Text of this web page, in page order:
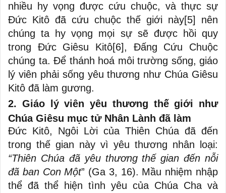
nhiều hy vọng được cứu chuộc, và thực sự
Đức Kitô đã cứu chuộc thế giới này[5]
nên
chúng ta hy vọng mọi sự sẽ được hồi quy
trong Đức Giêsu Kitô[6], Đấng Cứu Chuộc
chúng ta. Để thánh hoá môi trường sống, giáo
lý viên phải sống yêu thương như Chúa Giêsu
Kitô đã làm gương.
2. Giáo lý viên yêu thương thế giới như
Chúa Giêsu mục tử Nhân Lành đã làm
Đức Kitô, Ngôi Lời của Thiên Chúa đã đến
trong thế gian này vì yêu thương nhân loại:
“Thiên Chúa đã yêu thương thế gian đến nỗi
đã ban Con Một” (Ga 3, 16). Mầu nhiệm nhập
thể đã thể hiện tình yêu của Chúa Cha và